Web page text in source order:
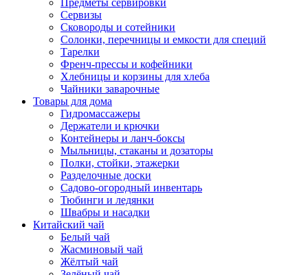
Предметы сервировки
Сервизы
Сковороды и сотейники
Солонки, перечницы и емкости для специй
Тарелки
Френч-прессы и кофейники
Хлебницы и корзины для хлеба
Чайники заварочные
Товары для дома
Гидромассажеры
Держатели и крючки
Контейнеры и ланч-боксы
Мыльницы, стаканы и дозаторы
Полки, стойки, этажерки
Разделочные доски
Садово-огородный инвентарь
Тюбинги и ледянки
Швабры и насадки
Китайский чай
Белый чай
Жасминовый чай
Жёлтый чай